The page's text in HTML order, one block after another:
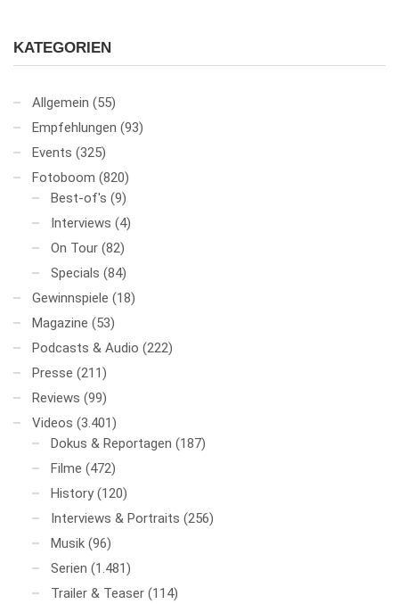
KATEGORIEN
Allgemein (55)
Empfehlungen (93)
Events (325)
Fotoboom (820)
Best-of's (9)
Interviews (4)
On Tour (82)
Specials (84)
Gewinnspiele (18)
Magazine (53)
Podcasts & Audio (222)
Presse (211)
Reviews (99)
Videos (3.401)
Dokus & Reportagen (187)
Filme (472)
History (120)
Interviews & Portraits (256)
Musik (96)
Serien (1.481)
Trailer & Teaser (114)